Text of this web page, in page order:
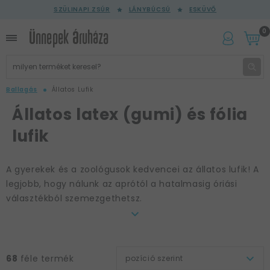
SZÜLINAPI ZSÚR LÁNYBÚCSÚ ESKÜVŐ
0
Ballagás Állatos Lufik
Állatos latex (gumi) és fólia
lufik
A gyerekek és a zoológusok kedvencei az állatos lufik! A
legjobb, hogy nálunk az aprótól a hatalmasig óriási
választékból szemezgethetsz.
között az Ünnepek Áruháza óbudai üzletében, mint
68 féle termék pozíció szerint